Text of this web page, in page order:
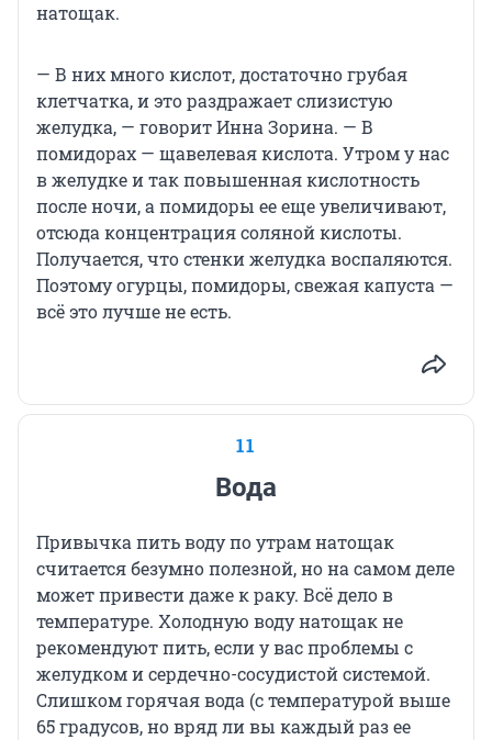
натощак.
— В них много кислот, достаточно грубая
клетчатка, и это раздражает слизистую
желудка, — говорит Инна Зорина. — В
помидорах — щавелевая кислота. Утром у нас
в желудке и так повышенная кислотность
после ночи, а помидоры ее еще увеличивают,
отсюда концентрация соляной кислоты.
Получается, что стенки желудка воспаляются.
Поэтому огурцы, помидоры, свежая капуста —
всё это лучше не есть.
11
Вода
Привычка пить воду по утрам натощак
считается безумно полезной, но на самом деле
может привести даже к раку. Всё дело в
температуре. Холодную воду натощак не
рекомендуют пить, если у вас проблемы с
желудком и сердечно-сосудистой системой.
Слишком горячая вода (с температурой выше
65 градусов, но вряд ли вы каждый раз ее